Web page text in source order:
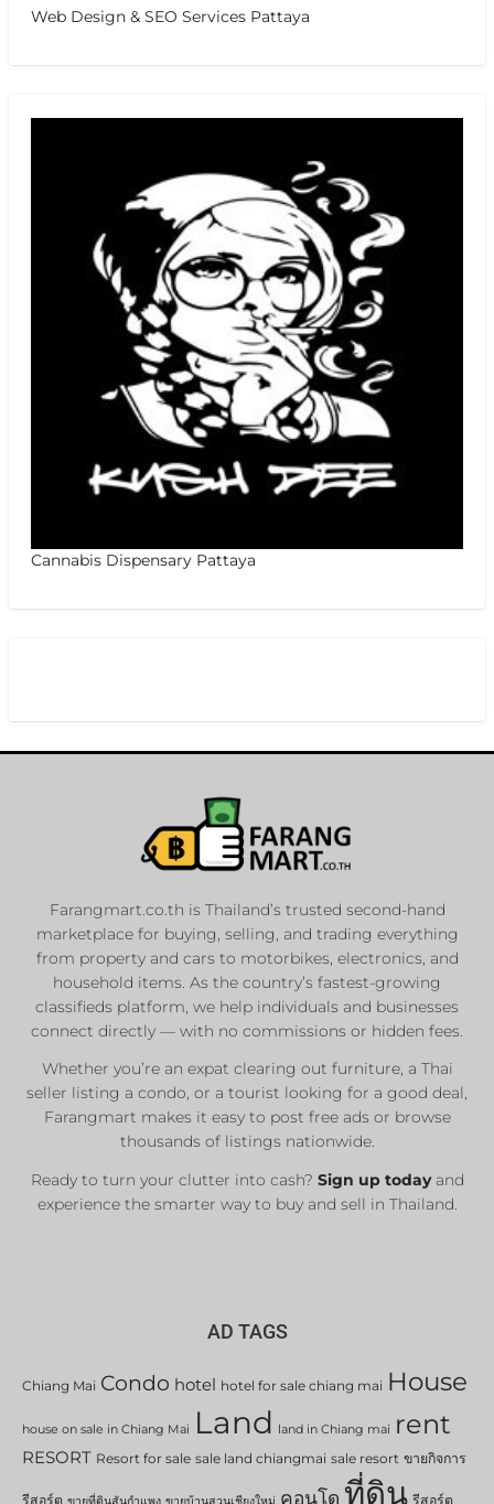
Web Design & SEO Services Pattaya
Cannabis Dispensary Pattaya
Farangmart.co.th is Thailand’s trusted second-hand
marketplace for buying, selling, and trading everything
from property and cars to motorbikes, electronics, and
household items. As the country’s fastest-growing
classifieds platform, we help individuals and businesses
connect directly — with no commissions or hidden fees.
Whether you’re an expat clearing out furniture, a Thai
seller listing a condo, or a tourist looking for a good deal,
Farangmart makes it easy to post free ads or browse
thousands of listings nationwide.
Ready to turn your clutter into cash? Sign up todayand
experience the smarter way to buy and sell in Thailand.
AD TAGS
Chiang Mai Condo hotel hotel for sale chiang mai House
house on sale in Chiang Mai Land land in Chiang mai rent
RESORT Resort for sale sale land chiangmai sale resort ขายกิจการ
รีสอร์ต ขายที่ดินสันกำแพง ขายบ้านสวนเชียงใหม่ คอนโด ที่ดิน รีสอร์ต